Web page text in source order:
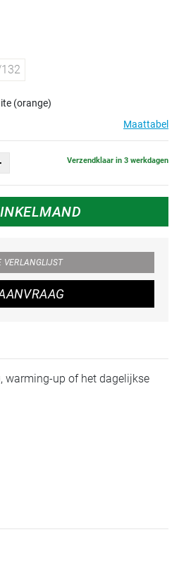
(orange)
Maattabel
Verzendklaar in 3 werkdagen
VERLANGLIJST
warming-up of het dagelijkse